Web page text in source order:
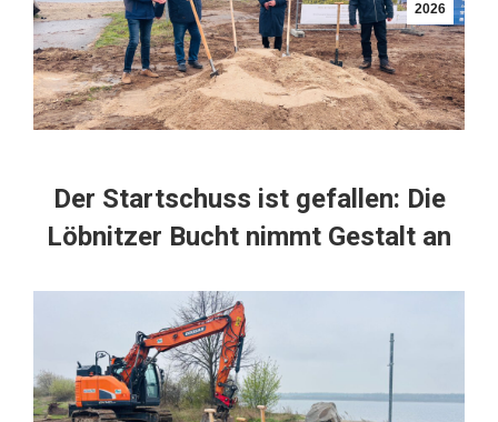
2026
Der Startschuss ist gefallen: Die
Löbnitzer Bucht nimmt Gestalt an